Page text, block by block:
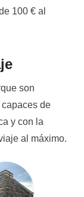
100 € al
son
de
y con la
al máximo.